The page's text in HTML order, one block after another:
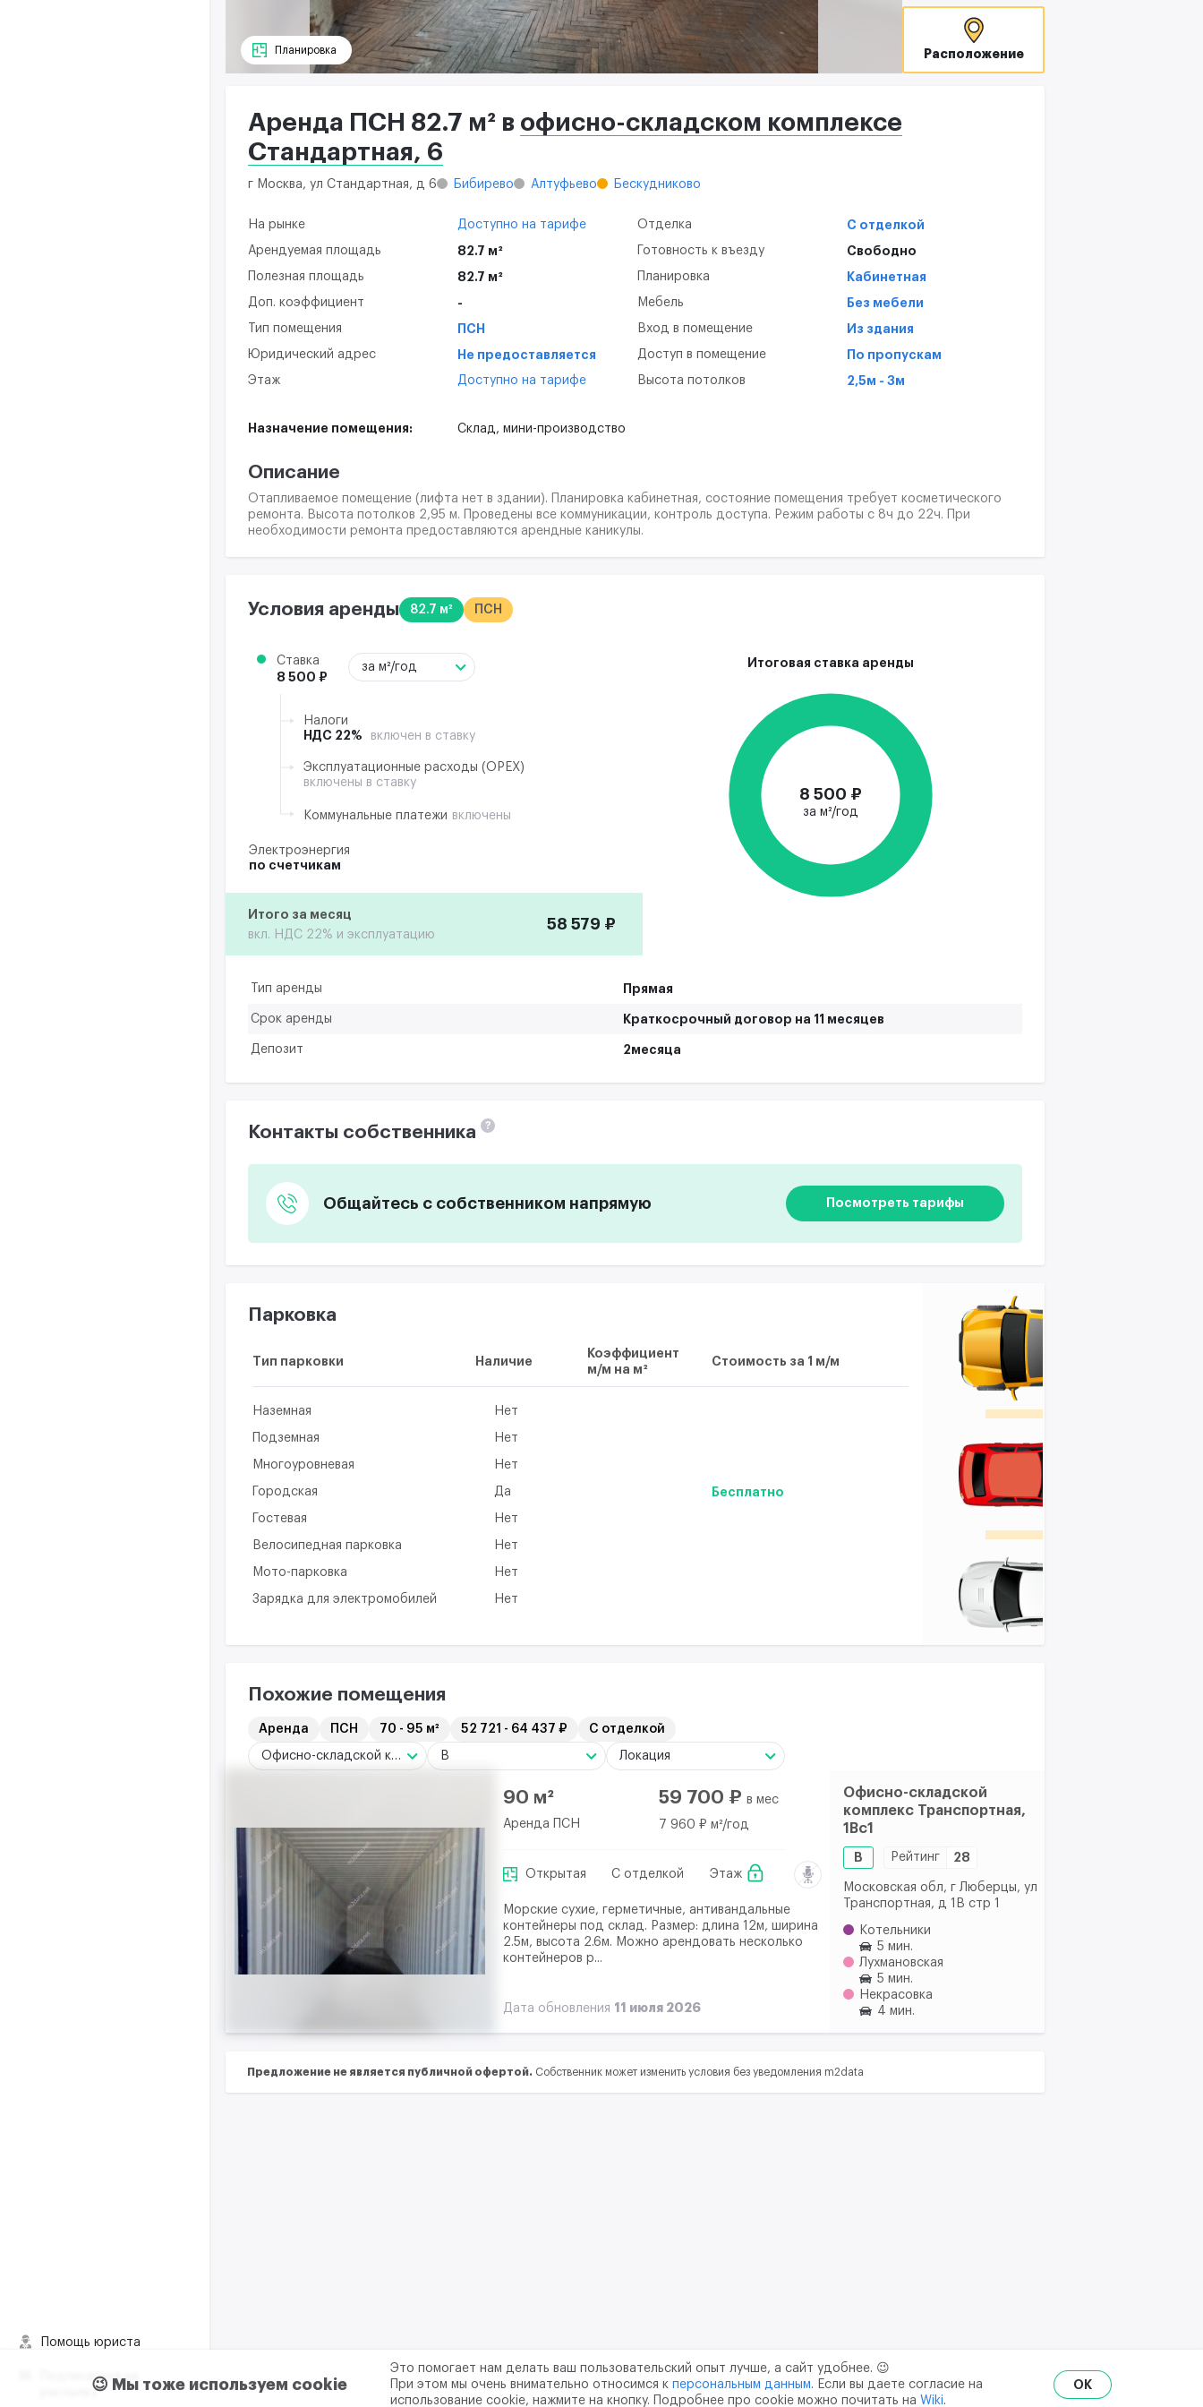
Помощь юриста
Подписаться на
рассылку
Расположение
Планировка
Аренда ПСН 82.7 м² в офисно-складском комплексе
Стандартная, 6
г Москва, ул Стандартная, д 6 Бибирево Алтуфьево Бескудниково
На рынке Доступно на тарифе
Арендуемая площадь 82.7 м²
Полезная площадь 82.7 м²
Доп. коэффициент -
Тип помещения ПСН
Юридический адрес Не предоставляется
Этаж Доступно на тарифе
Отделка С отделкой
Готовность к въезду Свободно
Планировка Кабинетная
Мебель Без мебели
Вход в помещение Из здания
Доступ в помещение По пропускам
Высота потолков 2,5м - 3м
Назначение помещения: Склад, мини-производство
Описание
Отапливаемое помещение (лифта нет в здании). Планировка кабинетная, состояние помещения требует косметического
ремонта. Высота потолков 2,95 м. Проведены все коммуникации, контроль доступа. Режим работы с 8ч до 22ч. При
необходимости ремонта предоставляются арендные каникулы.
Условия аренды 82.7 м² ПСН
Ставка
8 500 ₽
за м²/год
Налоги
НДС 22%
включен в ставку
Эксплуатационные расходы (ОРЕХ)
включены в ставку
Коммунальные платежи включены
Электроэнергия
по счетчикам
Итого за месяц
вкл. НДС 22% и эксплуатацию
58 579 ₽
Итоговая ставка аренды
8 500 ₽
за м²/год
Тип аренды Прямая
Срок аренды Краткосрочный договор на 11 месяцев
Депозит 2месяца
Контакты собственника ?
Общайтесь с собственником напрямую Посмотреть тарифы
Парковка
Тип парковки Наличие
Коэффициент
м/м на м²
Стоимость за 1 м/м
Наземная Нет
Подземная Нет
Многоуровневая Нет
Городская Да Бесплатно
Гостевая Нет
Велосипедная парковка Нет
Мото-парковка Нет
Зарядка для электромобилей Нет
Похожие помещения
Аренда ПСН 70 - 95 м² 52 721 - 64 437 ₽ С отделкой
Офисно-складской комплекс B Локация
90 м²
Аренда ПСН
59 700 ₽ в мес
7 960 ₽ м²/год
Открытая С отделкой Этаж
Морские сухие, герметичные, антивандальные
контейнеры под склад. Размер: длина 12м, ширина
2.5м, высота 2.6м. Можно арендовать несколько
контейнеров р...
Дата обновления 11 июля 2026
Офисно-складской
комплекс Транспортная,
1Вс1
B Рейтинг 28
Московская обл, г Люберцы, ул
Транспортная, д 1В стр 1
Котельники
5 мин.
Лухмановская
5 мин.
Некрасовка
4 мин.
Предложение не является публичной офертой. Собственник может изменить условия без уведомления m2data
😉 Мы тоже используем cookie
Это помогает нам делать ваш пользовательский опыт лучше, а сайт удобнее. 😉
При этом мы очень внимательно относимся к персональным данным. Если вы даете согласие на
использование cookie, нажмите на кнопку. Подробнее про cookie можно почитать на Wiki.
OK